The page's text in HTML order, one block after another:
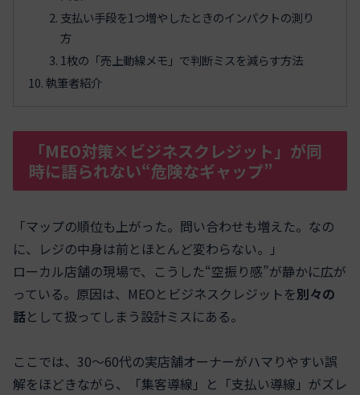
支払い手段を1つ増やしたときのインパクトの測り
方
1枚の「売上動線メモ」で判断ミスを減らす方法
執筆者紹介
「MEO対策×ビジネスクレジット」が同
時に語られない“危険なギャップ”
「マップの順位も上がった。問い合わせも増えた。なの
に、レジの中身は前とほとんど変わらない。」
ローカル店舗の現場で、こうした“空振り感”が静かに広が
っている。原因は、MEOとビジネスクレジットを別々の
話として扱ってしまう設計ミスにある。
ここでは、30〜60代の実店舗オーナーがハマりやすい誤
解をほどきながら、「集客導線」と「支払い導線」がズレ